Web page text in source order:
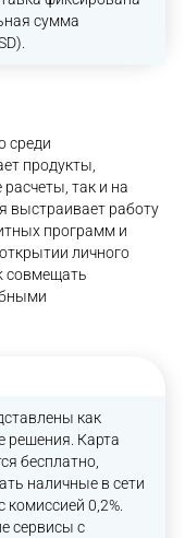
сумма
среди
продукты,
так и на
выстраивает работу
программ и
личного
совмещать
как
решения. Карта
бесплатно,
наличные в сети
0,2%.
сервисы с